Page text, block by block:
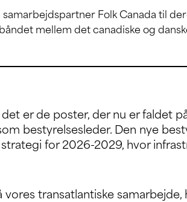
Folk Canada til
mellem det canadiske og
er de poster, der nu er faldet
bestyrelsesleder. Den nye
for 2026-2029, hvor
transatlantiske